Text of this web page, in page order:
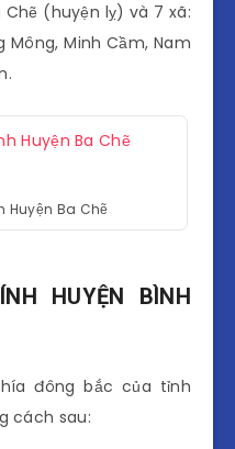
(huyện lỵ) và 7 xã:
Mông, Minh Cầm, Nam
Huyện Ba Chẽ
HUYỆN BÌNH
đông bắc của tỉnh
cách sau: